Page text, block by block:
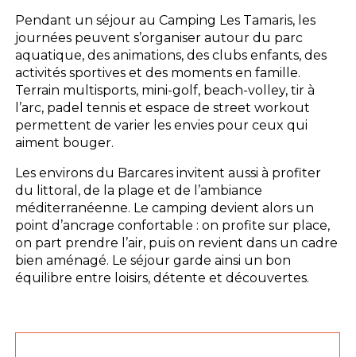
Pendant un séjour au Camping Les Tamaris, les
journées peuvent s’organiser autour du parc
aquatique, des animations, des clubs enfants, des
activités sportives et des moments en famille.
Terrain multisports, mini-golf, beach-volley, tir à
l’arc, padel tennis et espace de street workout
permettent de varier les envies pour ceux qui
aiment bouger.
Les environs du Barcares invitent aussi à profiter
du littoral, de la plage et de l’ambiance
méditerranéenne. Le camping devient alors un
point d’ancrage confortable : on profite sur place,
on part prendre l’air, puis on revient dans un cadre
bien aménagé. Le séjour garde ainsi un bon
équilibre entre loisirs, détente et découvertes.